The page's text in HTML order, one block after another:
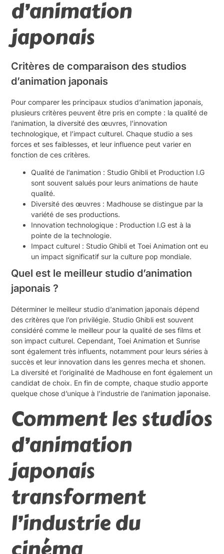
d’animation
japonais
Critères de comparaison des studios
d’animation japonais
Pour comparer les principaux studios d’animation japonais,
plusieurs critères peuvent être pris en compte : la qualité de
l’animation, la diversité des œuvres, l’innovation
technologique, et l’impact culturel. Chaque studio a ses
forces et ses faiblesses, et leur influence peut varier en
fonction de ces critères.
Qualité de l’animation : Studio Ghibli et Production I.G
sont souvent salués pour leurs animations de haute
qualité.
Diversité des œuvres : Madhouse se distingue par la
variété de ses productions.
Innovation technologique : Production I.G est à la
pointe de la technologie.
Impact culturel : Studio Ghibli et Toei Animation ont eu
un impact significatif sur la culture pop mondiale.
Quel est le meilleur studio d’animation
japonais ?
Déterminer le meilleur studio d’animation japonais dépend
des critères que l’on privilégie. Studio Ghibli est souvent
considéré comme le meilleur pour la qualité de ses films et
son impact culturel. Cependant, Toei Animation et Sunrise
sont également très influents, notamment pour leurs séries à
succès et leur innovation dans les genres mecha et shonen.
La diversité et l’originalité de Madhouse en font également un
candidat de choix. En fin de compte, chaque studio apporte
quelque chose d’unique à l’industrie de l’animation japonaise.
Comment les studios
d’animation
japonais
transforment
l’industrie du